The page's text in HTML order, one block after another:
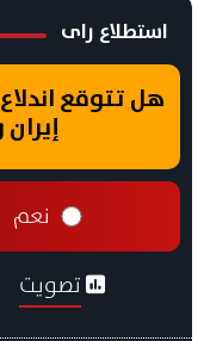
استطلاع راى
هل تتوقع
نعم
تصويت